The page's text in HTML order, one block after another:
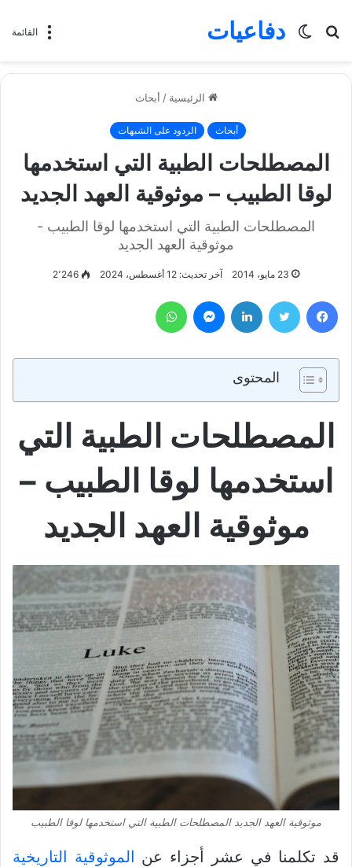
القائمة دفاعيات
بحث
الوضع
الرئيسية / أبحاث
أبحاث الردود على الشبهات
المصطلحات الطبية التي استخدمها
لوقا الطبيب – موثوقية العهد الجديد
المصطلحات الطبية التي استخدمها لوقا الطبيب -
موثوقية العهد الجديد
23 مايو، 2014 آخر تحديث: 12 أغسطس، 2024 2٬246
فيسبوك تويتر لينكدإن ماسنجر
المحتوى
المصطلحات الطبية التي
استخدمها لوقا الطبيب –
موثوقية العهد الجديد
موثوقية العهد الجديد المصطلحات الطبية التي استخدمها لوقا الطبيب
قد تكلمنا في عشر أجزاء عن الموثوقية التاريخية